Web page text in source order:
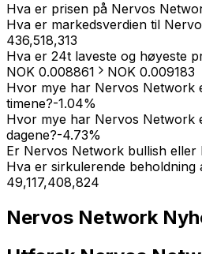
Hva er prisen på Nervos
Hva er markedsverdien til
436,518,313
Hva er 24t laveste og høyeste
NOK 0.008861 NOK 0.009183
Hvor mye har Nervos Network
timene?-1.04%
Hvor mye har Nervos Network
dagene?-4.73%
Er Nervos Network bullish eller
Hva er sirkulerende
49,117,408,824
Nervos Network